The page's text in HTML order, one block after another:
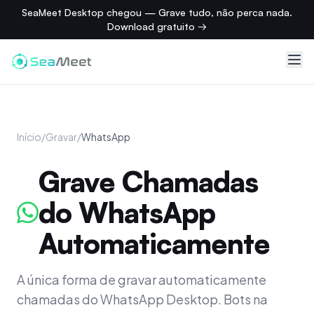
SeaMeet Desktop chegou — Grave tudo, não perca nada.
Download gratuito →
Início/Gravar/WhatsApp
Grave Chamadas
do WhatsApp
Automaticamente
A única forma de gravar automaticamente
chamadas do WhatsApp Desktop. Bots na